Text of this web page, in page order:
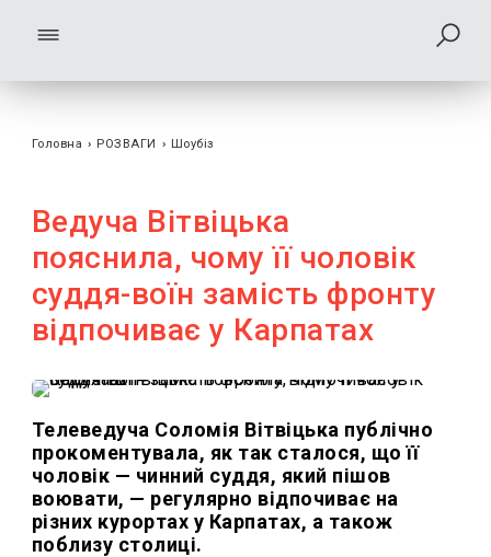
Головна › РОЗВАГИ › Шоубiз
Ведуча Вітвіцька
пояснила, чому її чоловік
суддя-воїн замість фронту
відпочиває у Карпатах
Телеведуча Соломія Вітвіцька публічно
прокоментувала, як так сталося, що її
чоловік — чинний суддя, який пішов
воювати, — регулярно відпочиває на
різних курортах у Карпатах, а також
поблизу столиці.